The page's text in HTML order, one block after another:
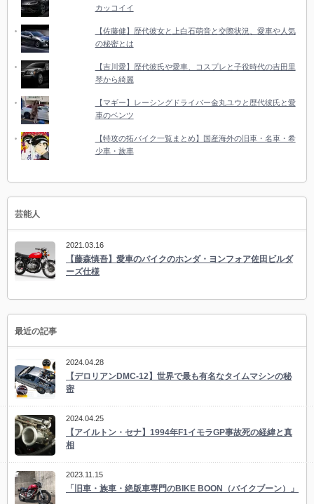
カッコイイ
【佐藤健】歴代彼女と上白石萌音と交際状況、愛車や人気
の秘密とは
【吉川愛】歴代彼氏や愛車、コスプレと子役時代の吉田里
琴から綺麗
【マギー】レーシングドライバー金丸ユウと歴代彼氏と愛
車のベンツ
【特攻の拓バイク一覧まとめ】国産海外の旧車・名車・希
少車・族車
芸能人
2021.03.16
【藤森慎吾】愛車のバイクのホンダ・ヨンフォア佐田ビルダ
ーズ仕様
最近の記事
2024.04.28
【デロリアンDMC-12】世界で最も有名なタイムマシンの秘
密
2024.04.25
【アイルトン・セナ】1994年F1イモラGP事故死の経緯と真
相
2023.11.15
「旧車・族車・絶版車専門のBIKE BOON（バイクブーン）」